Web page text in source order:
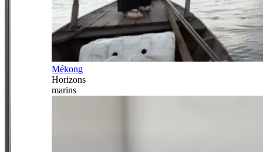
Mékong
Horizons
marins